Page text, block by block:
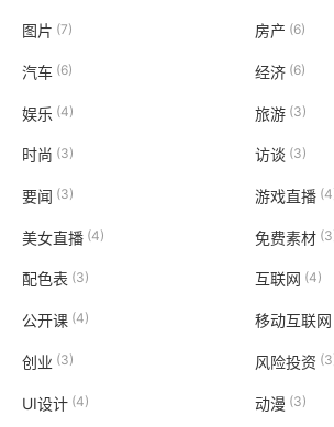
图片 (7) 房产 (6)
汽车 (6) 经济(6)
娱乐 (4) 旅游(3)
时尚 (3) 访谈 (3)
要闻 (3) 游戏直播
美女直播 (4) 免费素材
配色表 (3) 互联网 (4)
公开课 (4) 移动互联网
创业 (3) 风险投资
UI设计 (4) 动漫 (3)